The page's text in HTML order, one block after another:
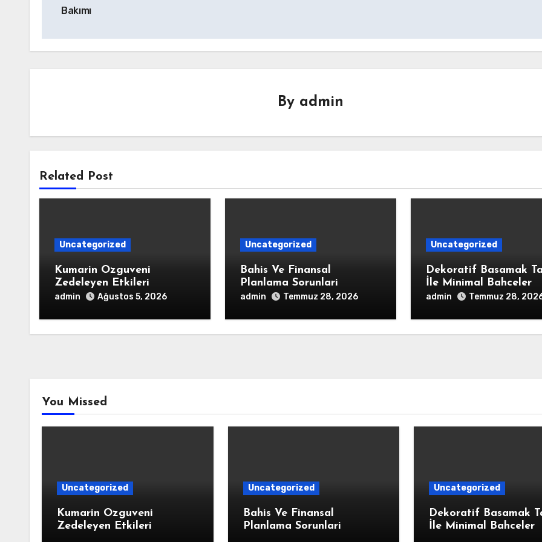
Bakımı
By admin
Related Post
Uncategorized
Kumarin Ozguveni
Zedeleyen Etkileri
admin Ağustos 5, 2026
Uncategorized
Bahis Ve Finansal
Planlama Sorunlari
admin Temmuz 28, 2026
Uncategorized
Dekoratif Basamak
İle Minimal Bahceler
admin Temmuz 28,
You Missed
Uncategorized
Kumarin Ozguveni
Zedeleyen Etkileri
Uncategorized
Bahis Ve Finansal
Planlama Sorunlari
Uncategorized
Dekoratif Basamak
İle Minimal Bahceler